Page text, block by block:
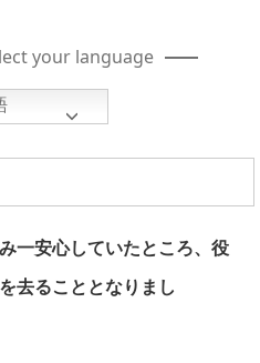
your language
一安心していたところ、役
去ることとなりまし